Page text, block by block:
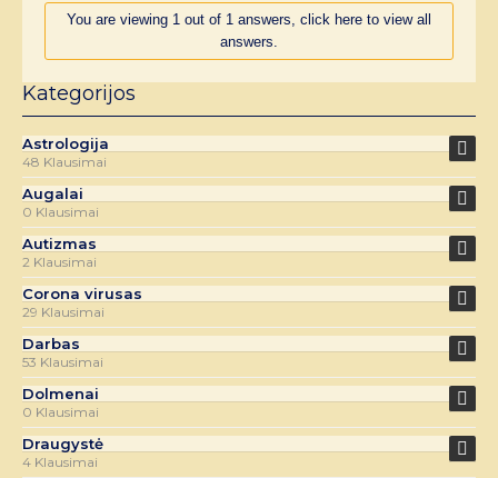
You are viewing 1 out of 1 answers, click here to view all
answers.
Kategorijos
Astrologija
48 Klausimai
Augalai
0 Klausimai
Autizmas
2 Klausimai
Corona virusas
29 Klausimai
Darbas
53 Klausimai
Dolmenai
0 Klausimai
Draugystė
4 Klausimai